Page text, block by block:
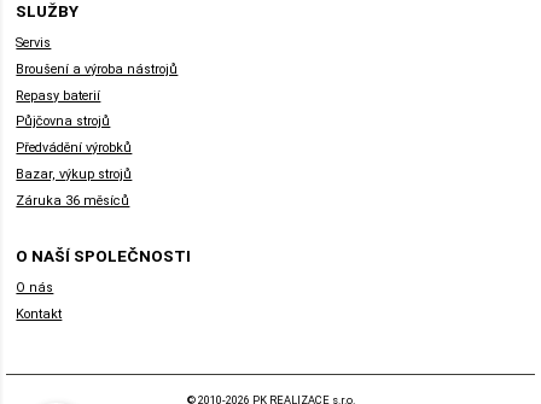
SLUŽBY
Servis
Broušení a výroba nástrojů
Repasy baterií
Půjčovna strojů
Předvádění výrobků
Bazar, výkup strojů
Záruka 36 měsíců
O NAŠÍ SPOLEČNOSTI
O nás
Kontakt
© 2010-2026 PK REALIZACE s.r.o.